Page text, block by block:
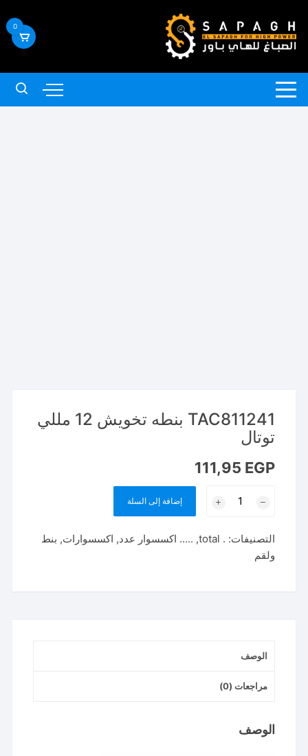
إلى
المحتوى
0
TAC811241 بنطه تخويش 12 مللي
توتال
111,95 EGP
TAC811241
تخويش
12
إضافة إلى السلة
التصنيفات: . total
, ..... اكسسوار عدد, اكسسوارات, بنط
ولقم
الوصف
مراجعات (0)
الوصف